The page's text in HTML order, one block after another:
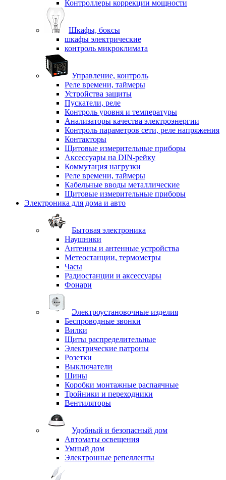
Контроллеры коррекции мощности
Шкафы, боксы
шкафы электрические
контроль микроклимата
Управление, контроль
Реле времени, таймеры
Устройства защиты
Пускатели, реле
Контроль уровня и температуры
Анализаторы качества электроэнергии
Контроль параметров сети, реле напряжения
Контакторы
Щитовые измерительные приборы
Аксессуары на DIN-рейку
Коммутация нагрузки
Реле времени, таймеры
Кабельные вводы металлические
Щитовые измерительные приборы
Электроника для дома и авто
Бытовая электроника
Наушники
Антенны и антенные устройства
Метеостанции, термометры
Часы
Радиостанции и аксессуары
Фонари
Электроустановочные изделия
Беспроводные звонки
Вилки
Щиты распределительные
Электрические патроны
Розетки
Выключатели
Шины
Коробки монтажные распаячные
Тройники и переходники
Вентиляторы
Удобный и безопасный дом
Автоматы освещения
Умный дом
Электронные репелленты